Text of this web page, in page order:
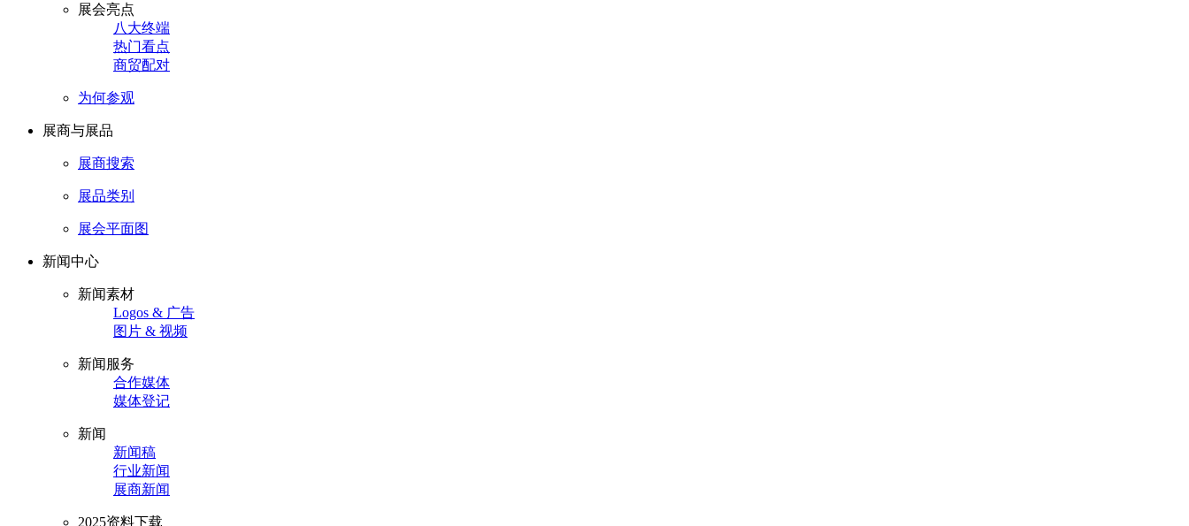
展会亮点
八大终端
热门看点
商贸配对
为何参观
展商与展品
展商搜索
展品类别
展会平面图
新闻中心
新闻素材
Logos & 广告
图片 & 视频
新闻服务
合作媒体
媒体登记
新闻
新闻稿
行业新闻
展商新闻
2025资料下载